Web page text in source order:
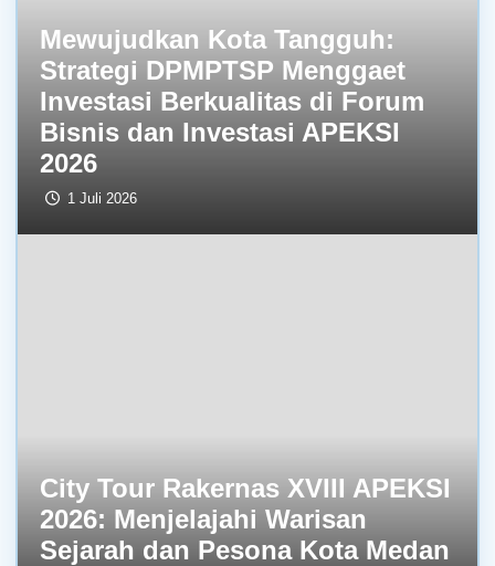
Mewujudkan Kota Tangguh:
Strategi DPMPTSP Menggaet
Investasi Berkualitas di Forum
Bisnis dan Investasi APEKSI
2026
1 Juli 2026
City Tour Rakernas XVIII APEKSI
2026: Menjelajahi Warisan
Sejarah dan Pesona Kota Medan